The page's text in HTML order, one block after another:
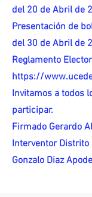
del 20 de Abril de
Presentación de
del 30 de Abril de
Reglamento
https://
Invitamos a todos
participar.
Firmado Gerardo
Interventor Distrito
Gonzalo Diaz